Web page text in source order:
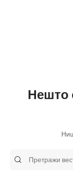
Нешто
Претражи